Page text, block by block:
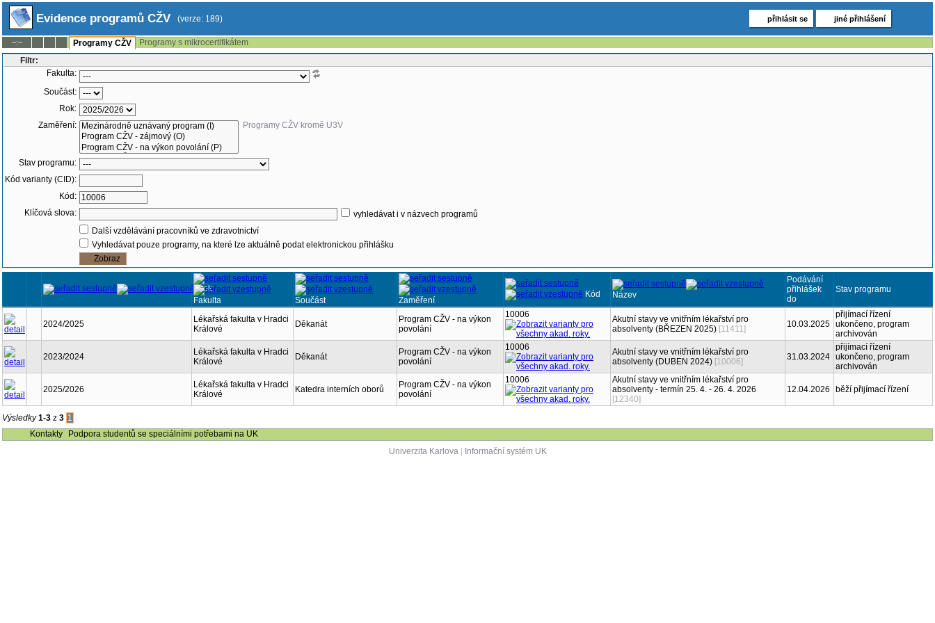
Evidence programů CŽV (verze: 189) přihlásit se jiné přihlášení
--:-- Programy CŽV
Programy s mikrocertifikátem
Filtr:
Fakulta:
Součást:
Rok:
Zaměření:
Programy CŽV kromě U3V
Stav programu:
Kód varianty (CID):
Kód:
Klíčová slova:
vyhledávat i v názvech programů
Další vzdělávání pracovníků ve zdravotnictví
Vyhledávat pouze programy, na které lze aktuálně podat elektronickou přihlášku
Rok
Fakulta
Součást Zaměření
Kód Název
Podávání
přihlášek
do
Stav programu
2024/2025
Lékařská fakulta v Hradci
Králové
Děkanát
Program CŽV - na výkon
povolání
10006
Akutní stavy ve vnitřním lékařství pro
absolventy (BŘEZEN 2025) [11411] 10.03.2025
přijímací řízení
ukončeno, program
archivován
2023/2024
Lékařská fakulta v Hradci
Králové
Děkanát
Program CŽV - na výkon
povolání
10006
Akutní stavy ve vnitřním lékařství pro
absolventy (DUBEN 2024) [10006] 31.03.2024
přijímací řízení
ukončeno, program
archivován
2025/2026
Lékařská fakulta v Hradci
Králové
Katedra interních oborů
Program CŽV - na výkon
povolání
10006
Akutní stavy ve vnitřním lékařství pro
absolventy - termín 25. 4. - 26. 4. 2026
[12340]
12.04.2026 běží přijímací řízení
Výsledky1-3 z 3 1
Kontakty
Podpora studentů se speciálními potřebami na UK
Univerzita Karlova| Informační systém UK